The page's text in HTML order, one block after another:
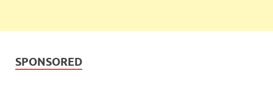
SPONSORED